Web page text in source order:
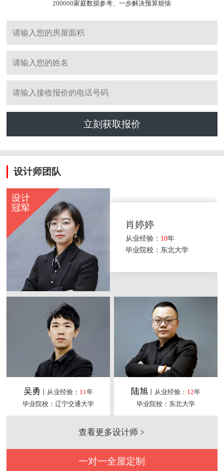
200000家庭数据参考、一步解决预算烦恼
立刻获取报价
设计师团队
肖婷婷
从业经验： 10年
毕业院校：东北大学
吴勇 丨从业经验： 11年
毕业院校：辽宁交通大学
陆旭丨从业经验： 12年
毕业院校：东北大学
查看更多设计师 >
一对一全屋定制